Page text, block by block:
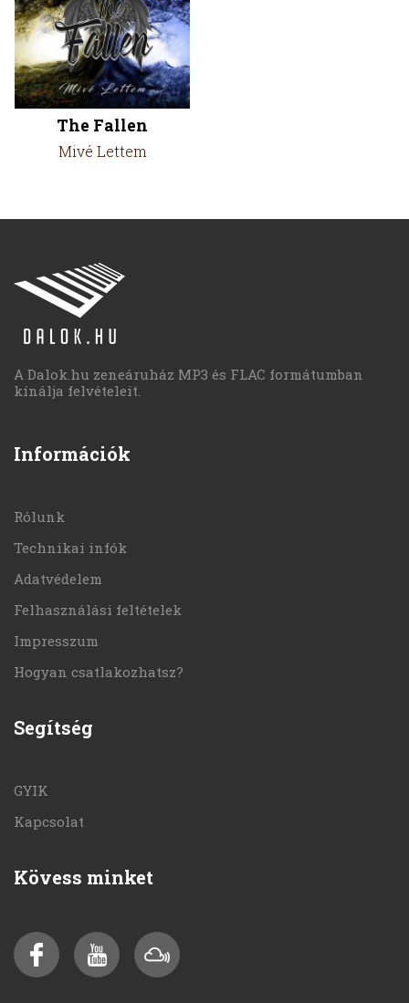
The Fallen
Mivé Lettem
A Dalok.hu zeneáruház MP3 és FLAC formátumban
kínálja felvételeit.
Információk
Rólunk
Technikai infók
Adatvédelem
Felhasználási feltételek
Impresszum
Hogyan csatlakozhatsz?
Segítség
GYIK
Kapcsolat
Kövess minket